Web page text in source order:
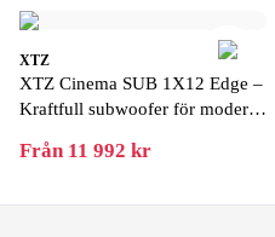
XTZ
XTZ Cinema SUB 1X12 Edge –
Kraftfull subwoofer för modern
Från 11 992 kr